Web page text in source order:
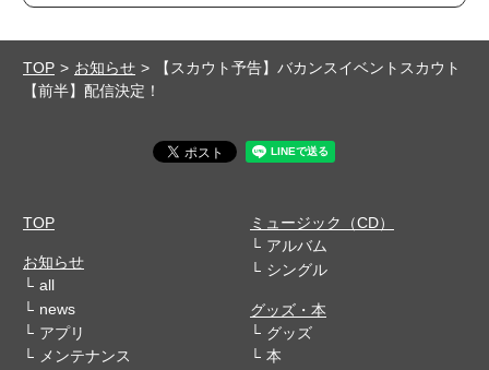
TOP お知らせ
【スカウト予告】バカンスイベントスカウト
【前半】配信決定！
TOP
お知らせ
all
news
アプリ
メンテナンス
ミュージック（CD）
アルバム
シングル
グッズ・本
グッズ
本